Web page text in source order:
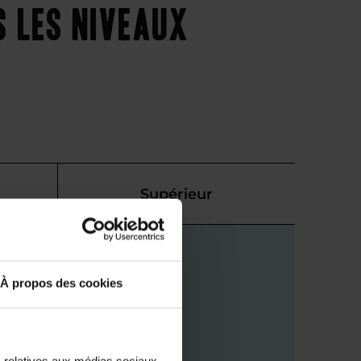
À propos des cookies
les niveaux
Supérieur